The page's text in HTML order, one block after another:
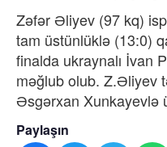
Zəfər Əliyev (97 kq)
tam üstünlüklə (13:0)
finalda ukraynalı İvan
məğlub olub. Z.Əliyev
Əsgərxan Xunkayevlə
Paylaşın